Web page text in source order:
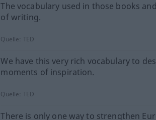
The vocabulary used in those books
of writing.
Quelle: TED
We have this very rich vocabulary to
moments of inspiration.
Quelle: TED
There is only one way to strengthen